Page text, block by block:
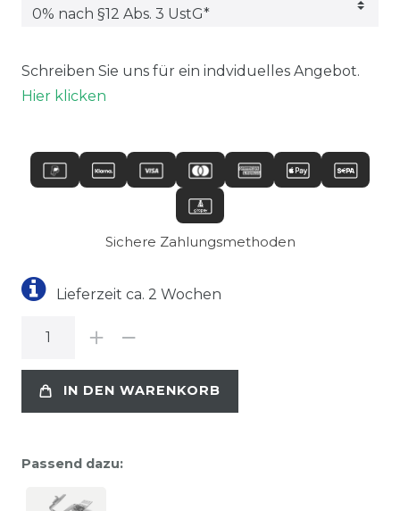
Schreiben Sie uns für ein indviduelles Angebot.
Hier klicken
Sichere Zahlungsmethoden
Lieferzeit ca. 2 Wochen
IN DEN WARENKORB
Passend dazu: